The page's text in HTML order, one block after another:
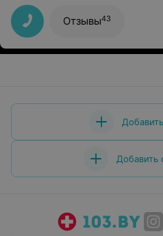
Александровне и врачу-
назад попала в больницу с
которого у меня онемели ноги.
необходимая помощь. Врач и
возможное, чтобы поставить
Отзывы43
Добавить